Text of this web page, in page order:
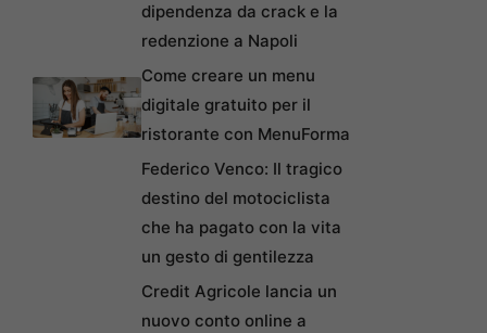
dipendenza da crack e la
redenzione a Napoli
Come creare un menu
digitale gratuito per il
ristorante con MenuForma
Federico Venco: Il tragico
destino del motociclista
che ha pagato con la vita
un gesto di gentilezza
Credit Agricole lancia un
nuovo conto online a